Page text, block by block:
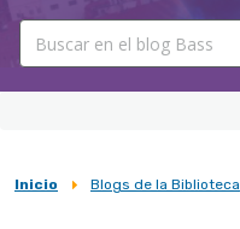
Sobrescribir
Inicio Blogs de la Biblioteca